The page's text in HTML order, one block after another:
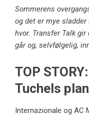
Sommerens
og det er mye
hvor. Transfer Talk
går og, selvfølgelig,
TOP
Tuchels
Internazionale og AC